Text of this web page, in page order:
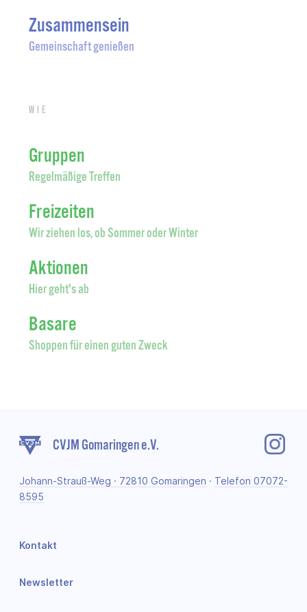
Zusammensein
Gemeinschaft genießen
Wie
Gruppen
Regelmäßige Treffen
Freizeiten
Wir ziehen los, ob Sommer oder Winter
Aktionen
Hier geht's ab
Basare
Shoppen für einen guten Zweck
CVJM Gomaringen e.V.
Johann-Strauß-Weg · 72810 Gomaringen · Telefon 07072-
8595
Kontakt
Newsletter